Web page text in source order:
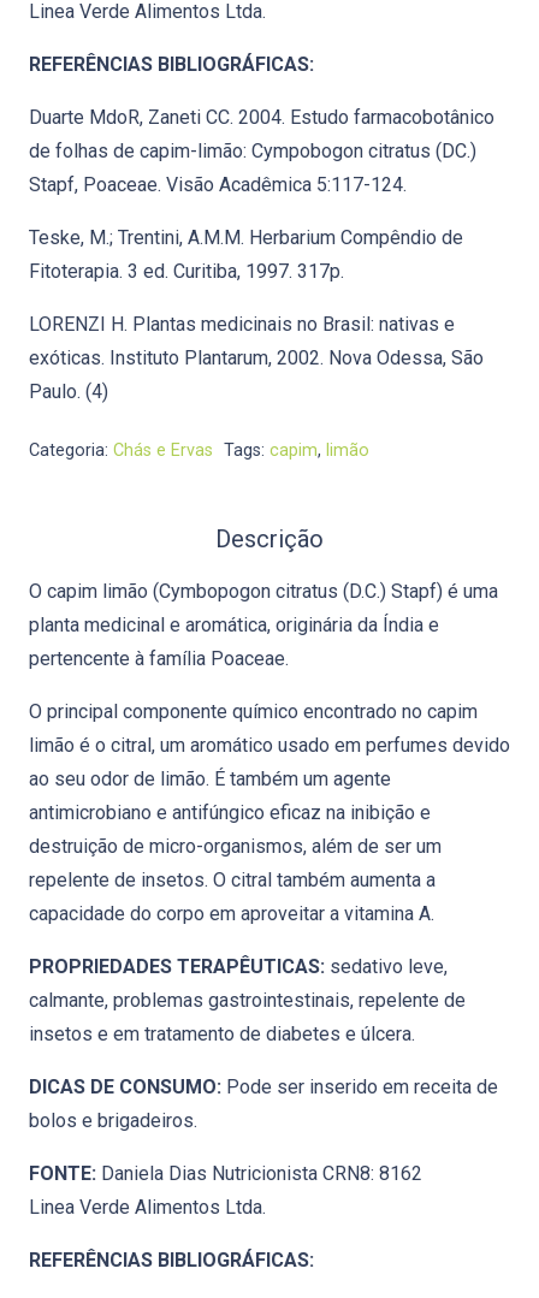
Linea Verde Alimentos Ltda.
REFERÊNCIAS BIBLIOGRÁFICAS:
Duarte MdoR, Zaneti CC. 2004. Estudo farmacobotânico
de folhas de capim-limão: Cympobogon citratus (DC.)
Stapf, Poaceae. Visão Acadêmica 5:117-124.
Teske, M.; Trentini, A.M.M. Herbarium Compêndio de
Fitoterapia. 3 ed. Curitiba, 1997. 317p.
LORENZI H. Plantas medicinais no Brasil: nativas e
exóticas. Instituto Plantarum, 2002. Nova Odessa, São
Paulo. (4)
Categoria: Chás e Ervas Tags: capim, limão
Descrição
O capim limão (Cymbopogon citratus (D.C.) Stapf) é uma
planta medicinal e aromática, originária da Índia e
pertencente à família Poaceae.
O principal componente químico encontrado no capim
limão é o citral, um aromático usado em perfumes devido
ao seu odor de limão. É também um agente
antimicrobiano e antifúngico eficaz na inibição e
destruição de micro-organismos, além de ser um
repelente de insetos. O citral também aumenta a
capacidade do corpo em aproveitar a vitamina A.
PROPRIEDADES TERAPÊUTICAS: sedativo leve,
calmante, problemas gastrointestinais, repelente de
insetos e em tratamento de diabetes e úlcera.
DICAS DE CONSUMO: Pode ser inserido em receita de
bolos e brigadeiros.
FONTE: Daniela Dias Nutricionista CRN8: 8162
Linea Verde Alimentos Ltda.
REFERÊNCIAS BIBLIOGRÁFICAS: